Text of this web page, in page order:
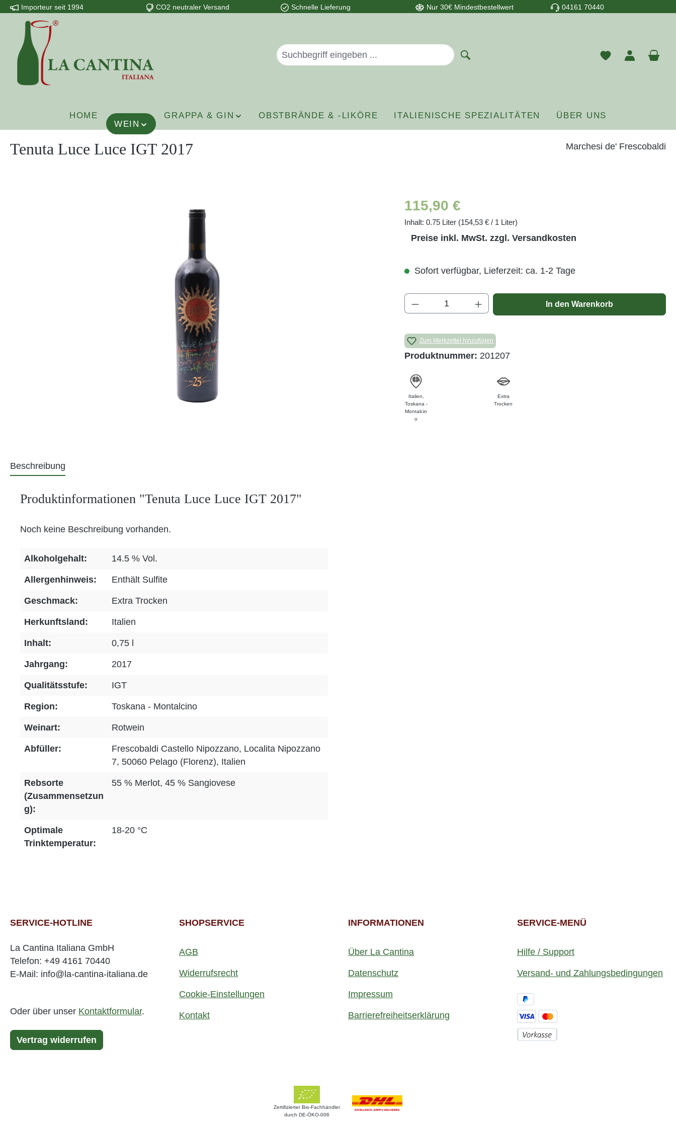
Hauptinhalt springen
Zur Suche springen
Zur Hauptnavigation springen
Importeur seit 1994 CO2 neutraler Versand Schnelle Lieferung Nur 30€ Mindestbestellwert 04161 70440
Du hast 0
HOME
WEIN
GRAPPA & GIN OBSTBRÄNDE & -LIKÖRE ITALIENISCHE SPEZIALITÄTEN ÜBER UNS
Tenuta Luce Luce IGT 2017 Marchesi de' Frescobaldi
Regulärer Preis:
115,90 €
Inhalt: 0.75 Liter (154,53 € / 1 Liter)
Preise inkl. MwSt. zzgl. Versandkosten
Sofort verfügbar, Lieferzeit: ca. 1-2 Tage
Produkt Anzahl: Gib den gewünschten Wert ein
In den Warenkorb
Zum Merkzettel hinzufügen
Produktnummer: 201207
Italien,
Toskana -
Montalcin
o
Extra
Trocken
Beschreibung
Produktinformationen "Tenuta Luce Luce IGT 2017"
Noch keine Beschreibung vorhanden.
Alkoholgehalt: 14.5 % Vol.
Allergenhinweis: Enthält Sulfite
Geschmack: Extra Trocken
Herkunftsland: Italien
Inhalt: 0,75 l
Jahrgang: 2017
Qualitätsstufe: IGT
Region: Toskana - Montalcino
Weinart: Rotwein
Abfüller:
Frescobaldi Castello Nipozzano, Localita Nipozzano
7, 50060 Pelago (Florenz), Italien
Rebsorte
(Zusammensetzun
g):
55 % Merlot, 45 % Sangiovese
Optimale
Trinktemperatur:
18-20 °C
SERVICE-HOTLINE
La Cantina Italiana GmbH
Telefon: +49 4161 70440
E-Mail: info@la-cantina-italiana.de
Oder über unser Kontaktformular.
Vertrag widerrufen
SHOPSERVICE
AGB
Widerrufsrecht
Cookie-Einstellungen
Kontakt
INFORMATIONEN
Über La Cantina
Datenschutz
Impressum
Barrierefreiheitserklärung
SERVICE-MENÜ
Hilfe / Support
Versand- und Zahlungsbedingungen
Zertifizierter Bio-Fachhändler
durch DE-ÖKO-006